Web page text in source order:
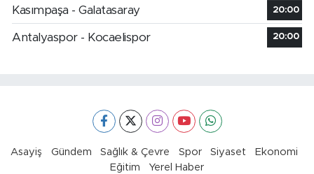
Kasımpaşa - Galatasaray 20:00
Antalyaspor - Kocaelispor 20:00
Asayiş Gündem Sağlık & Çevre Spor Siyaset
Ekonomi
Eğitim
Yerel Haber